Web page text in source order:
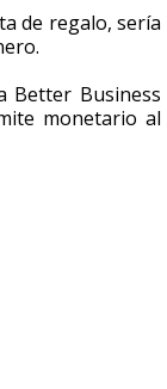
de regalo, sería
Better Business
monetario al